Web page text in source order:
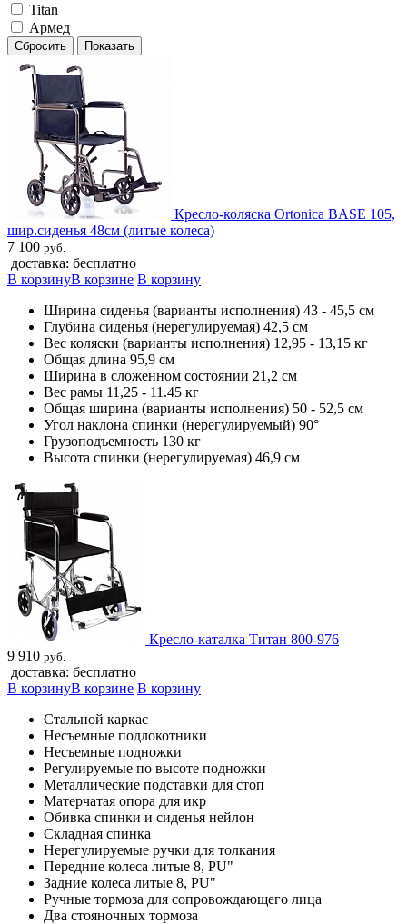
Titan
Армед
Кресло-коляска Ortonica BASE 105,
шир.сиденья 48см (литые колеса)
7 100 руб.
доставка: бесплатно
В корзинуВ корзине В корзину
Ширина сиденья (варианты исполнения) 43 - 45,5 см
Глубина сиденья (нерегулируемая) 42,5 см
Вес коляски (варианты исполнения) 12,95 - 13,15 кг
Общая длина 95,9 см
Ширина в сложенном состоянии 21,2 см
Вес рамы 11,25 - 11.45 кг
Общая ширина (варианты исполнения) 50 - 52,5 см
Угол наклона спинки (нерегулируемый) 90°
Грузоподъемность 130 кг
Высота спинки (нерегулируемая) 46,9 см
Кресло-каталка Титан 800-976
9 910 руб.
доставка: бесплатно
В корзинуВ корзине В корзину
Стальной каркас
Несъемные подлокотники
Несъемные подножки
Регулируемые по высоте подножки
Металлические подставки для стоп
Матерчатая опора для икр
Обивка спинки и сиденья нейлон
Складная спинка
Нерегулируемые ручки для толкания
Передние колеса литые 8, PU"
Задние колеса литые 8, PU"
Ручные тормоза для сопровождающего лица
Два стояночных тормоза